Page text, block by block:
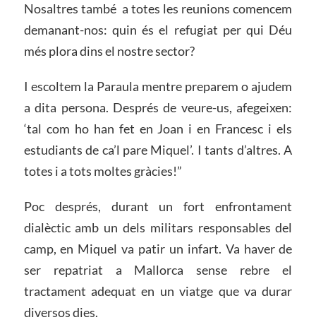
Nosaltres també a totes les reunions comencem
demanant-nos: quin és el refugiat per qui Déu
més plora dins el nostre sector?
I escoltem la Paraula mentre preparem o ajudem
a dita persona. Després de veure-us, afegeixen:
‘tal com ho han fet en Joan i en Francesc i els
estudiants de ca’l pare Miquel’. I tants d’altres. A
totes i a tots moltes gràcies!”
Poc després, durant un fort enfrontament
dialèctic amb un dels militars responsables del
camp, en Miquel va patir un infart. Va haver de
ser repatriat a Mallorca sense rebre el
tractament adequat en un viatge que va durar
diversos dies.